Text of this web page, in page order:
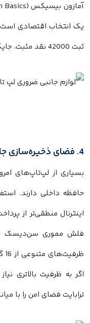
ثبت 42000 نقد مثبت، جایگزین بسیار جذابی به شمار می‌آید.
4. فضای ذخیره‌سازی جانبی
حافظه داخلی دارند.
اینترنال منطقی‌تر از
ترابایت فضای امن را با میانگین نمره 4.6 ستاره